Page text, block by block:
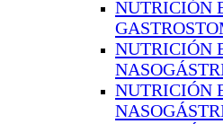
NUTRICIÓN
NUTRICIÓN
NUTRICIÓN